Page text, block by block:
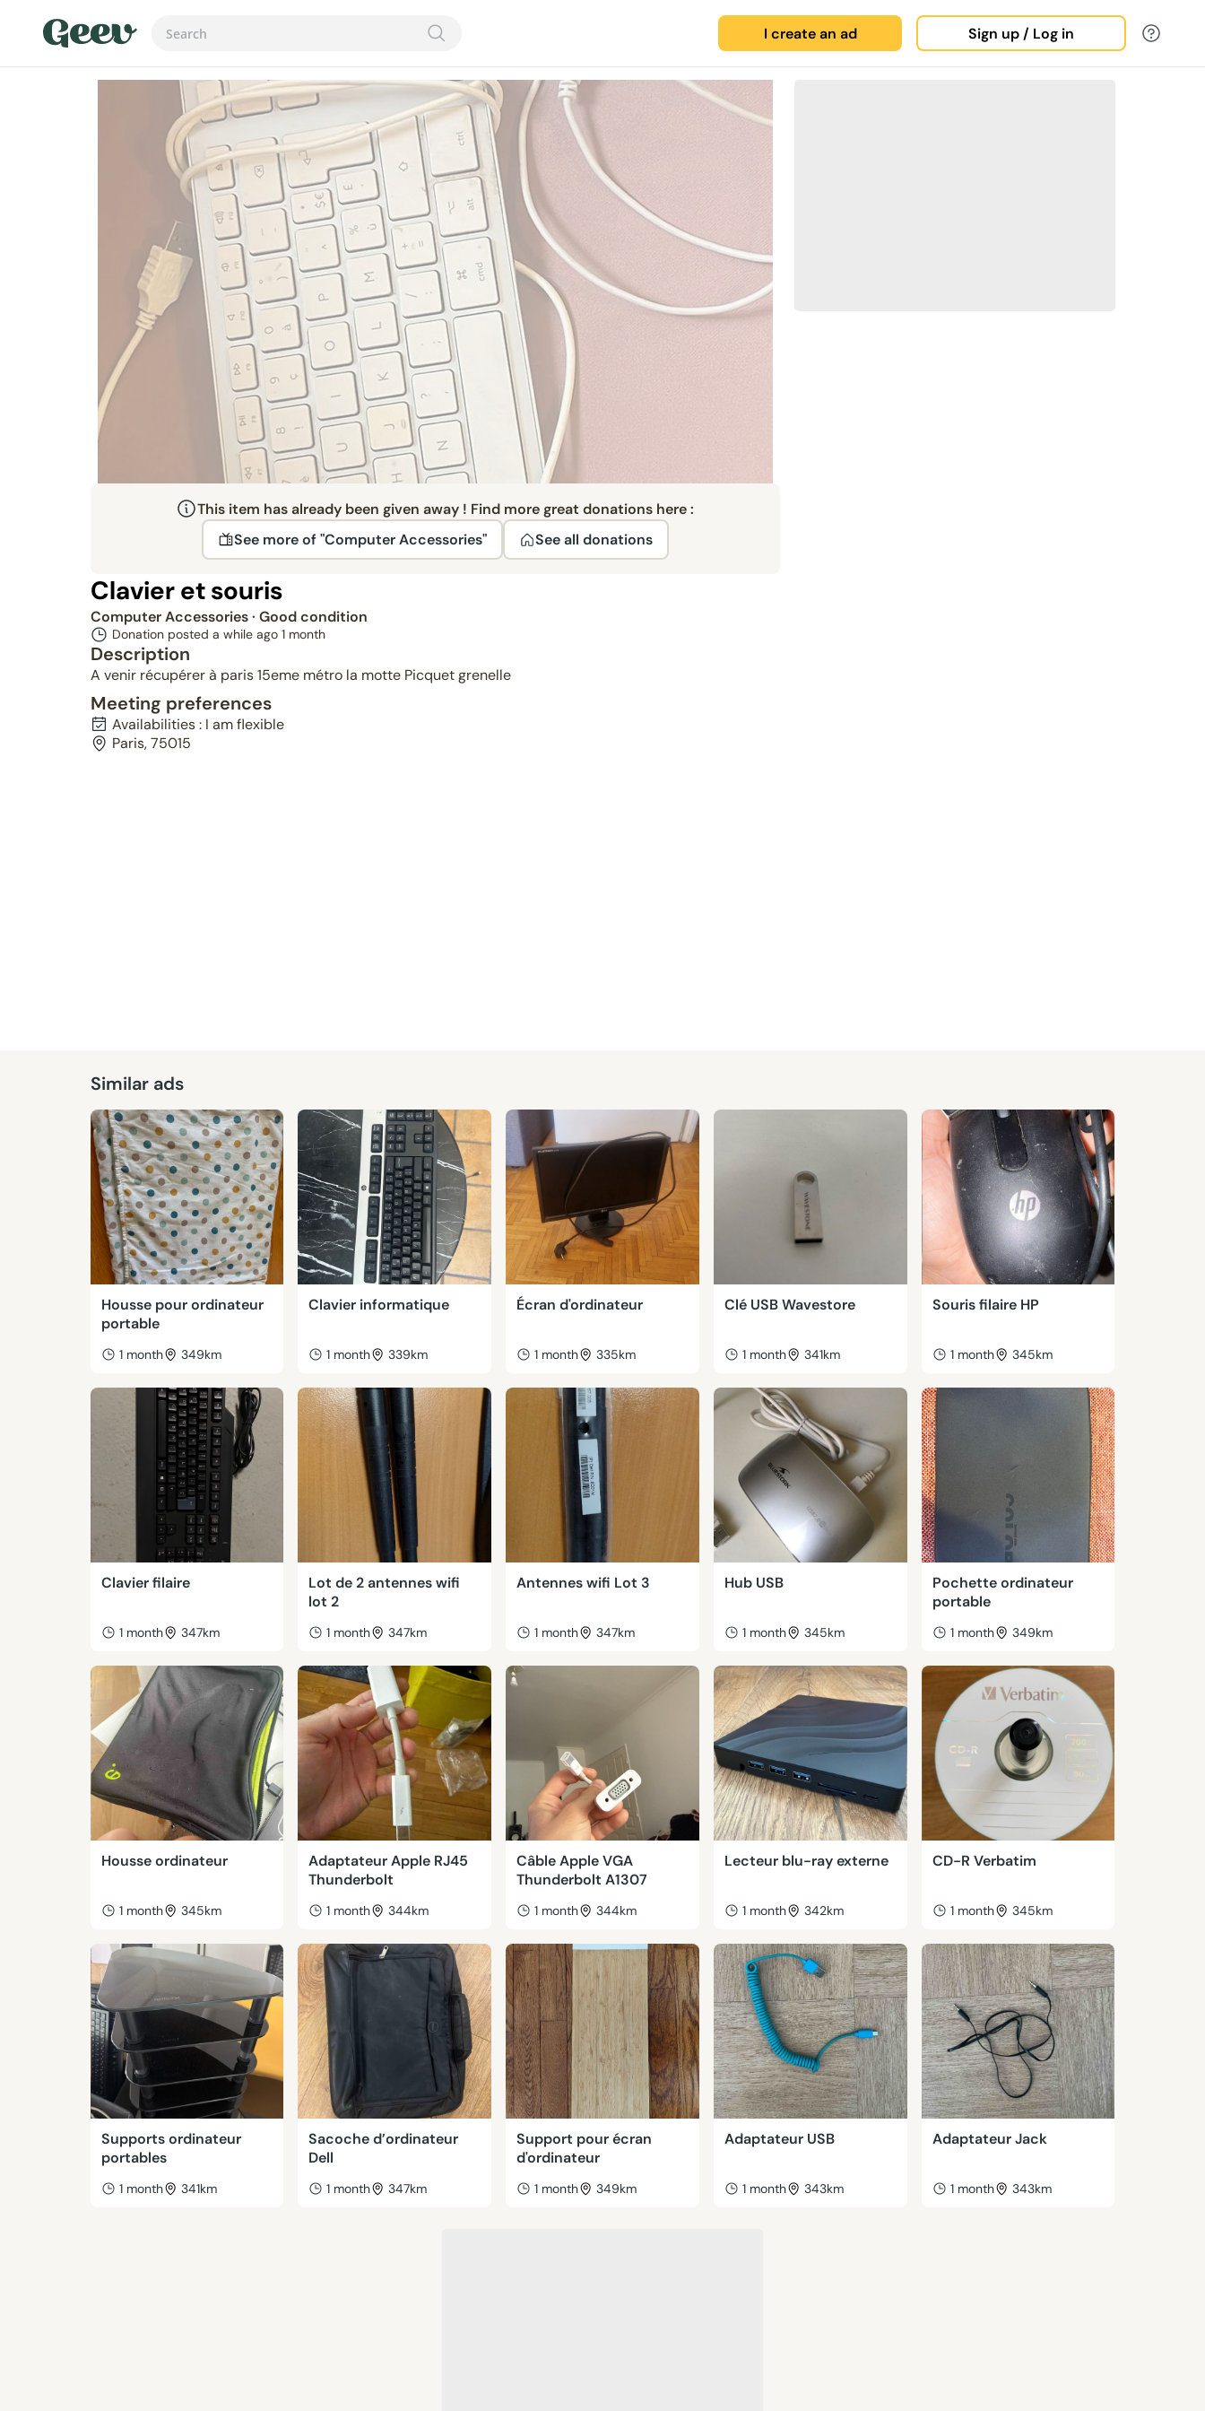
I create an ad Sign up / Log in
This item has already been given away ! Find more great donations here :
See more of "Computer Accessories"
See all donations
Clavier et souris
Computer Accessories· Good condition
Donation posted a while ago 1 month
Description
A venir récupérer à paris 15eme métro la motte Picquet grenelle
Meeting preferences
Availabilities : I am flexible
Paris, 75015
Similar ads
Housse pour ordinateur
portable
1 month 349km
Clavier informatique
1 month 339km
Écran d'ordinateur
1 month 335km
Clé USB Wavestore
1 month 341km
Souris filaire HP
1 month 345km
Clavier filaire
1 month 347km
Lot de 2 antennes wifi
lot 2
1 month 347km
Antennes wifi Lot 3
1 month 347km
Hub USB
1 month 345km
Pochette ordinateur
portable
1 month 349km
Housse ordinateur
1 month 345km
Adaptateur Apple RJ45
Thunderbolt
1 month 344km
Câble Apple VGA
Thunderbolt A1307
1 month 344km
Lecteur blu-ray externe
1 month 342km
CD-R Verbatim
1 month 345km
Supports ordinateur
portables
1 month 341km
Sacoche d’ordinateur
Dell
1 month 347km
Support pour écran
d'ordinateur
1 month 349km
Adaptateur USB
1 month 343km
Adaptateur Jack
1 month 343km